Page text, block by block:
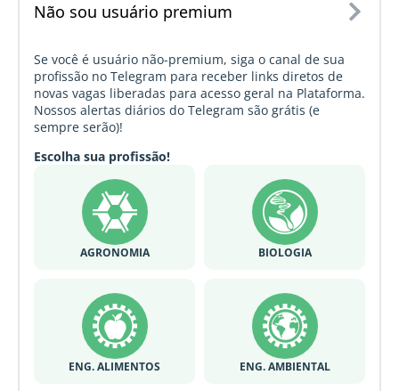
Não sou usuário premium
Se você é usuário não-premium, siga o canal de sua
profissão no Telegram para receber links diretos de
novas vagas liberadas para acesso geral na Plataforma.
Nossos alertas diários do Telegram são grátis (e
sempre serão)!
Escolha sua profissão!
AGRONOMIA BIOLOGIA
ENG. ALIMENTOS ENG. AMBIENTAL